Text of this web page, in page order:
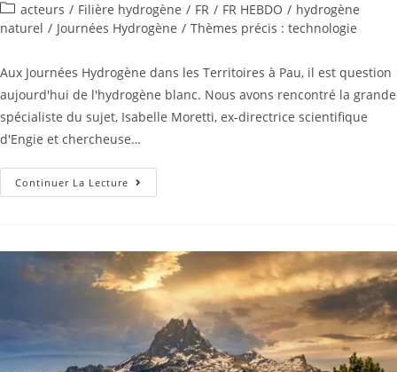
acteurs / Filière hydrogène / FR / FR HEBDO / hydrogène
naturel / Journées Hydrogène / Thèmes précis : technologie
Aux Journées Hydrogène dans les Territoires à Pau, il est question
aujourd'hui de l'hydrogène blanc. Nous avons rencontré la grande
spécialiste du sujet, Isabelle Moretti, ex-directrice scientifique
d'Engie et chercheuse…
Continuer La Lecture